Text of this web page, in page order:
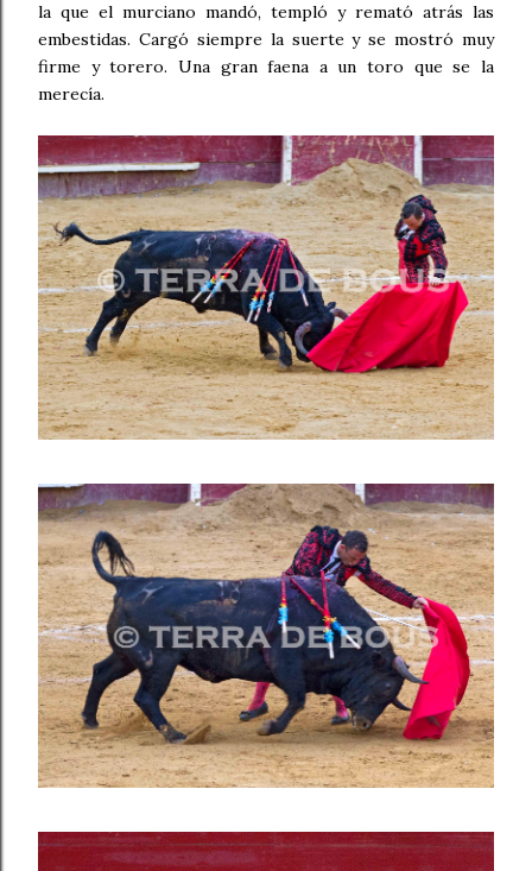
la que el murciano mandó, templó y remató atrás las
embestidas. Cargó siempre la suerte y se mostró muy
firme y torero. Una gran faena a un toro que se la
merecía.